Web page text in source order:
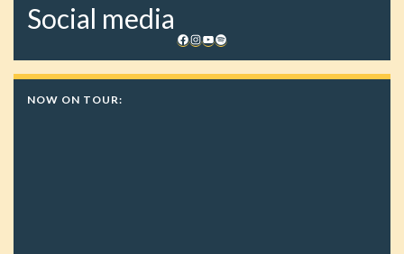
Social media
Facebook
Instagram
YouTube
Spotify
NOW ON TOUR: